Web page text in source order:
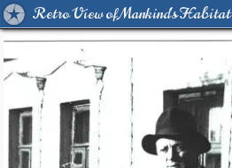
Retro View of Mankind's Habitat